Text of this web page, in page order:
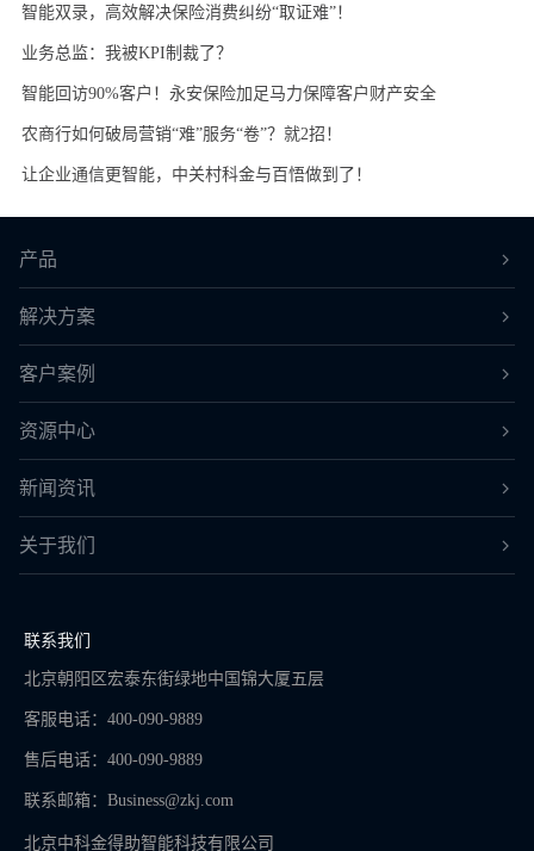
智能双录，高效解决保险消费纠纷“取证难”！
业务总监：我被KPI制裁了？
智能回访90%客户！永安保险加足马力保障客户财产安全
农商行如何破局营销“难”服务“卷”？就2招！
让企业通信更智能，中关村科金与百悟做到了！
产品
解决方案
客户案例
资源中心
新闻资讯
关于我们
联系我们
北京朝阳区宏泰东街绿地中国锦大厦五层
客服电话：400-090-9889
售后电话：400-090-9889
联系邮箱： Business@zkj.com
北京中科金得助智能科技有限公司